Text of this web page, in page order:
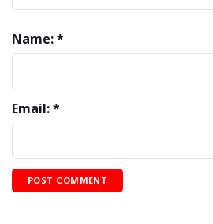
Name: *
Email: *